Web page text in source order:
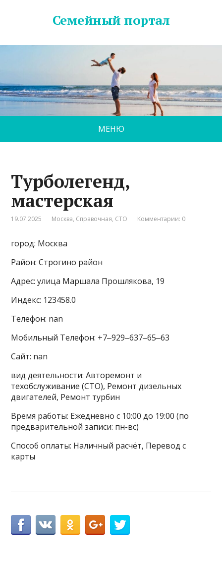
Семейный портал
МЕНЮ
Турболегенд,
мастерская
19.07.2025 Москва, Справочная, СТО Комментарии: 0
город: Москва
Район: Строгино район
Адрес: улица Маршала Прошлякова, 19
Индекс: 123458.0
Телефон: nan
Мобильный Телефон: +7‒929‒637‒65‒63
Сайт: nan
вид деятельности: Авторемонт и
техобслуживание (СТО), Ремонт дизельных
двигателей, Ремонт турбин
Время работы: Ежедневно с 10:00 до 19:00 (по
предварительной записи: пн-вс)
Способ оплаты: Наличный расчёт, Перевод с
карты